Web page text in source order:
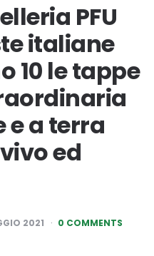
PFU
italiane
10 le tappe
e a terra
ed
2021 0 COMMENTS